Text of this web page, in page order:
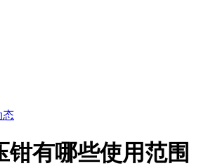
态
有哪些使用范围